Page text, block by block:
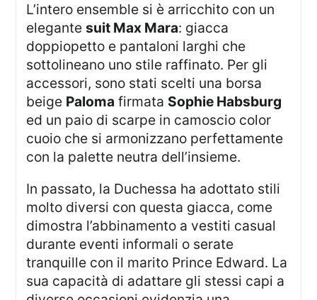
L’intero ensemble si è arricchito con un
elegantesuit Max Mara: giacca
doppiopetto e pantaloni larghi che
sottolineano uno stile raffinato. Per gli
accessori, sono stati scelti una borsa
beige Paloma firmata Sophie Habsburg
ed un paio di scarpe in camoscio color
cuoio che si armonizzano perfettamente
con la palette neutra dell’insieme.
In passato, la Duchessa ha adottato stili
molto diversi con questa giacca, come
dimostra l’abbinamento a vestiti casual
durante eventi informali o serate
tranquille con il marito Prince Edward. La
sua capacità di adattare gli stessi capi a